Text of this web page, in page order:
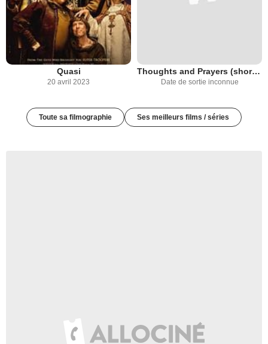
Quasi
20 avril 2023
Thoughts and Prayers (short movie)
Date de sortie inconnue
Toute sa filmographie Ses meilleurs films / séries